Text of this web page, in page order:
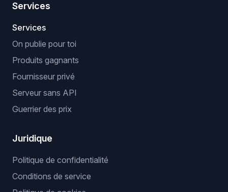
Services
Services
On publie pour toi
Produits gagnants
Fournisseur privé
Serveur sans API
Guerrier des prix
Juridique
Politique de confidentialité
Conditions de service